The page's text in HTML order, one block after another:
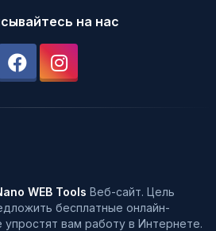
на нас
WEB Tools Веб-сайт. Цель
бесплатные онлайн-
вам работу в Интернете.